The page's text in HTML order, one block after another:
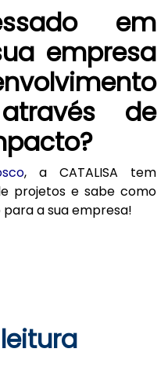
em
empresa
de
, a CATALISA tem
projetos e sabe como
a sua empresa!